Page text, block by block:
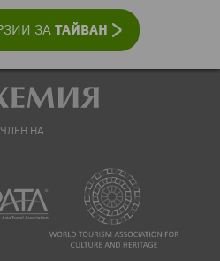
ЗА ТАЙВАН
ЧЛЕН НА